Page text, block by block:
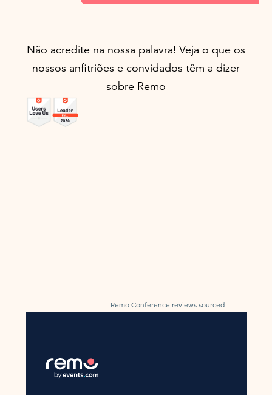
Não acredite na nossa palavra! Veja o que os
nossos anfitriões e convidados têm a dizer
sobre Remo
Remo Conference reviews sourced